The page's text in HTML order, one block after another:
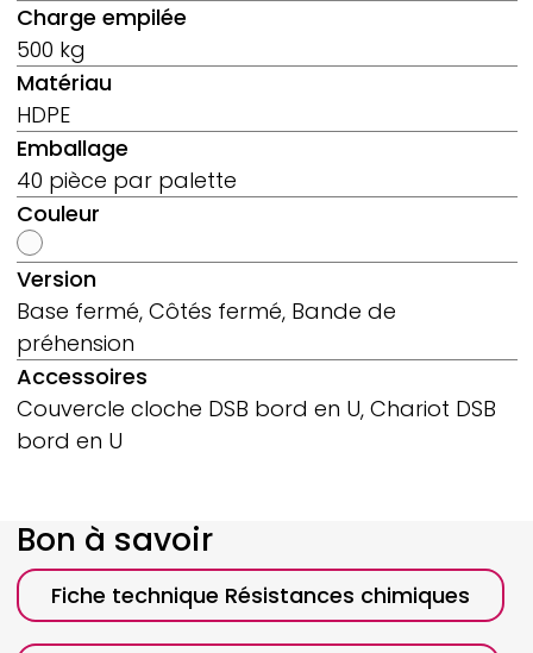
Charge empilée
500 kg
Matériau
HDPE
Emballage
40 pièce par palette
Couleur
Version
Base fermé, Côtés fermé, Bande de
préhension
Accessoires
Couvercle cloche DSB bord en U, Chariot DSB
bord en U
Bon à savoir
Fiche technique Résistances chimiques